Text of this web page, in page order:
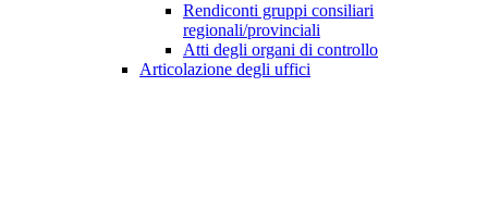
Rendiconti gruppi consiliari
regionali/provinciali
Atti degli organi di controllo
Articolazione degli uffici